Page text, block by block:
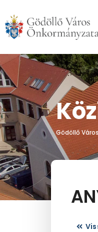
content
Gödöllő